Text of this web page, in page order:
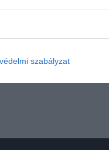
szabályzat